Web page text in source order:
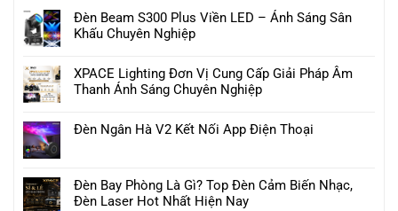
Đèn Beam S300 Plus Viền LED – Ánh Sáng Sân
Khấu Chuyên Nghiệp
XPACE Lighting Đơn Vị Cung Cấp Giải Pháp Âm
Thanh Ánh Sáng Chuyên Nghiệp
Đèn Ngân Hà V2 Kết Nối App Điện Thoại
Đèn Bay Phòng Là Gì? Top Đèn Cảm Biến Nhạc,
Đèn Laser Hot Nhất Hiện Nay